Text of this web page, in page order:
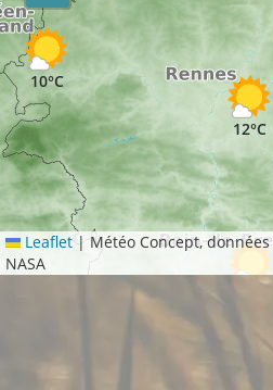
12°C
10°C
Leaflet | Météo Concept,
NASA